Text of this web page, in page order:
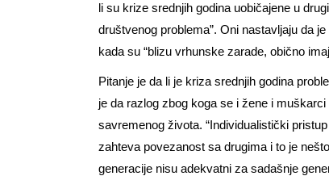
li su krize srednjih godina uobičajene u
društvenog problema”. Oni nastavljaju da
kada su “blizu vrhunske zarade, obično
Pitanje je da li je kriza srednjih godina
je da razlog zbog koga se i žene i
savremenog života. “Individualistički
zahteva povezanost sa drugima i to je
generacije nisu adekvatni za sadašnje